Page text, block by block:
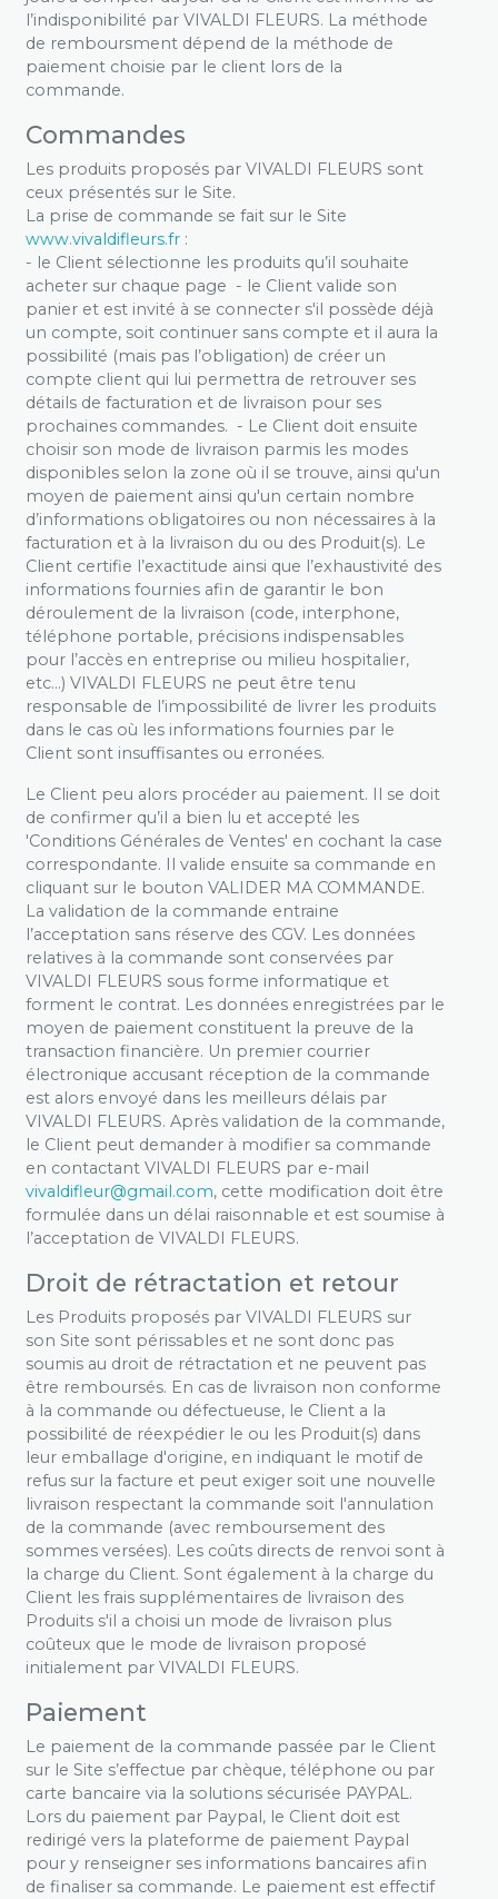
l’indisponibilité par VIVALDI FLEURS. La méthode
de remboursment dépend de la méthode de
paiement choisie par le client lors de la
commande.
Commandes
Les produits proposés par VIVALDI FLEURS sont
ceux présentés sur le Site.
La prise de commande se fait sur le Site
www.vivaldifleurs.fr :
- le Client sélectionne les produits qu’il souhaite
acheter sur chaque page - le Client valide son
panier et est invité à se connecter s'il possède déjà
un compte, soit continuer sans compte et il aura la
possibilité (mais pas l’obligation) de créer un
compte client qui lui permettra de retrouver ses
détails de facturation et de livraison pour ses
prochaines commandes. - Le Client doit ensuite
choisir son mode de livraison parmis les modes
disponibles selon la zone où il se trouve, ainsi qu'un
moyen de paiement ainsi qu'un certain nombre
d’informations obligatoires ou non nécessaires à la
facturation et à la livraison du ou des Produit(s). Le
Client certifie l’exactitude ainsi que l’exhaustivité des
informations fournies afin de garantir le bon
déroulement de la livraison (code, interphone,
téléphone portable, précisions indispensables
pour l’accès en entreprise ou milieu hospitalier,
etc…) VIVALDI FLEURS ne peut être tenu
responsable de l’impossibilité de livrer les produits
dans le cas où les informations fournies par le
Client sont insuffisantes ou erronées.
Le Client peu alors procéder au paiement. Il se doit
de confirmer qu’il a bien lu et accepté les
'Conditions Générales de Ventes' en cochant la case
correspondante. Il valide ensuite sa commande en
cliquant sur le bouton VALIDER MA COMMANDE.
La validation de la commande entraine
l’acceptation sans réserve des CGV. Les données
relatives à la commande sont conservées par
VIVALDI FLEURS sous forme informatique et
forment le contrat. Les données enregistrées par le
moyen de paiement constituent la preuve de la
transaction financière. Un premier courrier
électronique accusant réception de la commande
est alors envoyé dans les meilleurs délais par
VIVALDI FLEURS. Après validation de la commande,
le Client peut demander à modifier sa commande
en contactant VIVALDI FLEURS par e-mail
moc.liamg@ruelfidlaviv, cette modification doit être
formulée dans un délai raisonnable et est soumise à
l’acceptation de VIVALDI FLEURS.
Droit de rétractation et retour
Les Produits proposés par VIVALDI FLEURS sur
son Site sont périssables et ne sont donc pas
soumis au droit de rétractation et ne peuvent pas
être remboursés. En cas de livraison non conforme
à la commande ou défectueuse, le Client a la
possibilité de réexpédier le ou les Produit(s) dans
leur emballage d'origine, en indiquant le motif de
refus sur la facture et peut exiger soit une nouvelle
livraison respectant la commande soit l'annulation
de la commande (avec remboursement des
sommes versées). Les coûts directs de renvoi sont à
la charge du Client. Sont également à la charge du
Client les frais supplémentaires de livraison des
Produits s'il a choisi un mode de livraison plus
coûteux que le mode de livraison proposé
initialement par VIVALDI FLEURS.
Paiement
Le paiement de la commande passée par le Client
sur le Site s’effectue par chèque, téléphone ou par
carte bancaire via la solutions sécurisée PAYPAL.
Lors du paiement par Paypal, le Client doit est
redirigé vers la plateforme de paiement Paypal
pour y renseigner ses informations bancaires afin
de finaliser sa commande. Le paiement est effectif